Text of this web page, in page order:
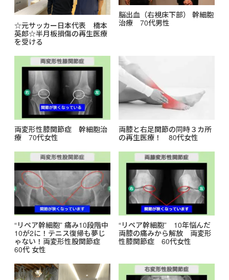
☆元サッカー日本代表 橋本
英郎☆半月板損傷の再生医療
を受ける
脳出血（右視床下部） 幹細胞
治療 70代男性
両変形性膝関節症 幹細胞治
療 70代女性
両膝と右足関節の同時３カ所
の再生医療！ 80代女性
“リペア幹細胞” 痛み10段階中
10が2に！テニス復帰も夢じ
ゃない！両変形性股関節症
60代 女性
“リペア幹細胞” 10年悩んだ
両膝の痛みから解放 両変形
性膝関節症 60代女性